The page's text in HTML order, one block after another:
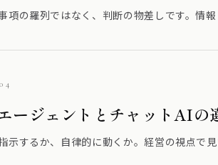
項の羅列ではなく、判断の物差しです。情
ージェントとチャットAI
示するか、自律的に動くか。経営の視点で